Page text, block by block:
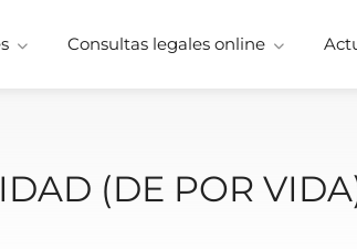
Consultas legales online
(DE POR